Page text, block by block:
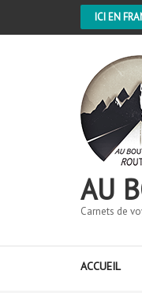
ICI EN
AU
Carnets de
ACCUEIL